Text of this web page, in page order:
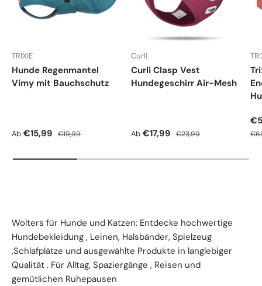
TRIXIE
Hunde Regenmantel
Vimy mit Bauchschutz
Verkaufspreis
Ab €15,99 Normaler Preis
€19,99
Curli
Curli Clasp Vest
Hundegeschirr Air-Mesh
Verkaufspreis
Ab €17,99 Normaler Preis
€23,99
Wolters für Hunde und Katzen: Entdecke hochwertige
Hundebekleidung , Leinen, Halsbänder, Spielzeug
,Schlafplätze und ausgewählte Produkte in langlebiger
Qualität . Für Alltag, Spaziergänge , Reisen und
gemütlichen Ruhepausen